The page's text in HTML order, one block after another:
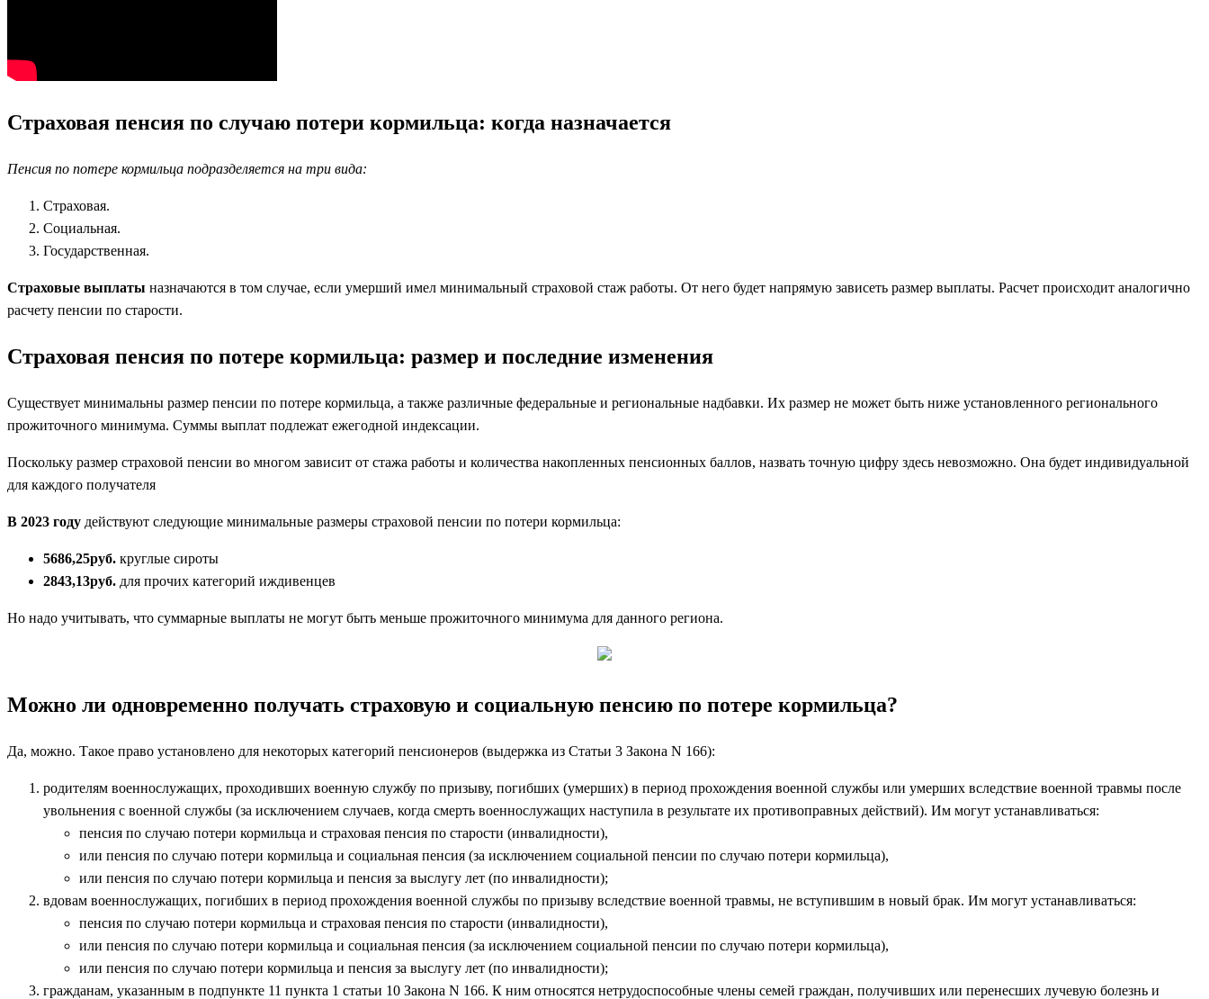
Страховая пенсия по случаю потери кормильца: когда назначается
Пенсия по потере кормильца подразделяется на три вида:
Страховая.
Социальная.
Государственная.
Страховые выплаты назначаются в том случае, если умерший имел минимальный страховой стаж работы. От него будет напрямую зависеть размер выплаты. Расчет происходит аналогично
расчету пенсии по старости.
Страховая пенсия по потере кормильца: размер и последние изменения
Существует минимальны размер пенсии по потере кормильца, а также различные федеральные и региональные надбавки. Их размер не может быть ниже установленного регионального
прожиточного минимума. Суммы выплат подлежат ежегодной индексации.
Поскольку размер страховой пенсии во многом зависит от стажа работы и количества накопленных пенсионных баллов, назвать точную цифру здесь невозможно. Она будет индивидуальной
для каждого получателя
В 2023 году действуют следующие минимальные размеры страховой пенсии по потери кормильца:
5686,25руб. круглые сироты
2843,13руб. для прочих категорий иждивенцев
Но надо учитывать, что суммарные выплаты не могут быть меньше прожиточного минимума для данного региона.
Можно ли одновременно получать страховую и социальную пенсию по потере кормильца?
Да, можно. Такое право установлено для некоторых категорий пенсионеров (выдержка из Статьи 3 Закона N 166):
родителям военнослужащих, проходивших военную службу по призыву, погибших (умерших) в период прохождения военной службы или умерших вследствие военной травмы после
увольнения с военной службы (за исключением случаев, когда смерть военнослужащих наступила в результате их противоправных действий). Им могут устанавливаться:
пенсия по случаю потери кормильца и страховая пенсия по старости (инвалидности),
или пенсия по случаю потери кормильца и социальная пенсия (за исключением социальной пенсии по случаю потери кормильца),
или пенсия по случаю потери кормильца и пенсия за выслугу лет (по инвалидности);
вдовам военнослужащих, погибших в период прохождения военной службы по призыву вследствие военной травмы, не вступившим в новый брак. Им могут устанавливаться:
пенсия по случаю потери кормильца и страховая пенсия по старости (инвалидности),
или пенсия по случаю потери кормильца и социальная пенсия (за исключением социальной пенсии по случаю потери кормильца),
или пенсия по случаю потери кормильца и пенсия за выслугу лет (по инвалидности);
гражданам, указанным в подпункте 11 пункта 1 статьи 10 Закона N 166. К ним относятся нетрудоспособные члены семей граждан, получивших или перенесших лучевую болезнь и